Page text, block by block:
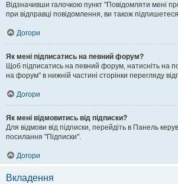
Відзначивши галочкою пункт "Повідомляти мені
при відправці повідомлення, ви також
Догори
Як мені підписатись на певний форум?
Щоб підписатись на певний форум, натисніть на
на форум" в нижній частині сторінки перегляду
Догори
Як мені відмовитись від підписки?
Для відмови від підписки, перейдіть в Панель
посилання "Підписки".
Догори
Вкладення